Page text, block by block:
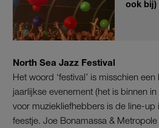
ook bij)
North Sea Jazz Festival
Het woord ‘festival’ is misschien
jaarlijkse evenement (het is binnen
voor muziekliefhebbers is de line-up
feestje. Joe Bonamassa &